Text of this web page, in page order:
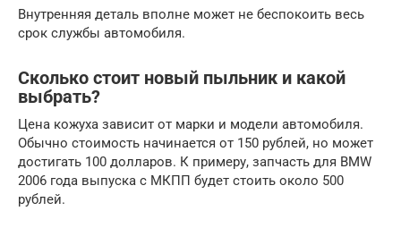
Внутренняя деталь вполне может не беспокоить весь
срок службы автомобиля.
Сколько стоит новый пыльник и какой
выбрать?
Цена кожуха зависит от марки и модели автомобиля.
Обычно стоимость начинается от 150 рублей, но может
достигать 100 долларов. К примеру, запчасть для BMW
2006 года выпуска с МКПП будет стоить около 500
рублей.